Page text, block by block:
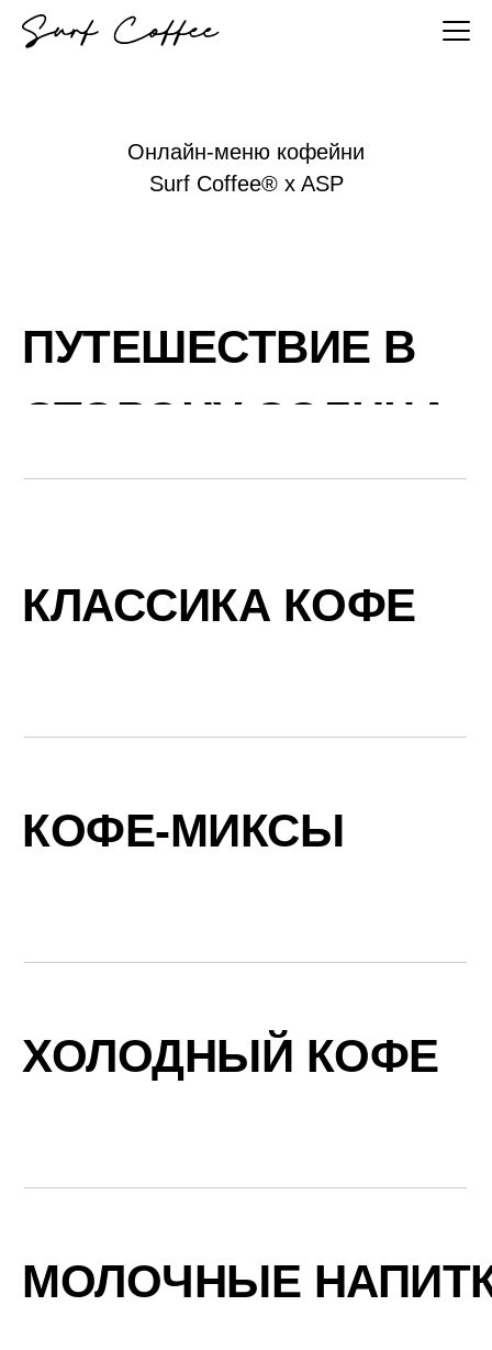
Онлайн-меню кофейни
Surf Coffee® x ASP
ПУТЕШЕСТВИЕ В
СТОРОНУ СОЛНЦА
КЛАССИКА КОФЕ
КОФЕ-МИКСЫ
ХОЛОДНЫЙ КОФЕ
МОЛОЧНЫЕ